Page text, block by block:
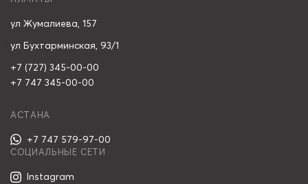
ул Жумалиева, 157
ул Бухтарминская, 93/1
+7 (727) 345-00-00
+7 747 345-00-00
АСТАНА
+7 747 579-97-00
СОЦИАЛЬНЫЕ СЕТИ
Instagram